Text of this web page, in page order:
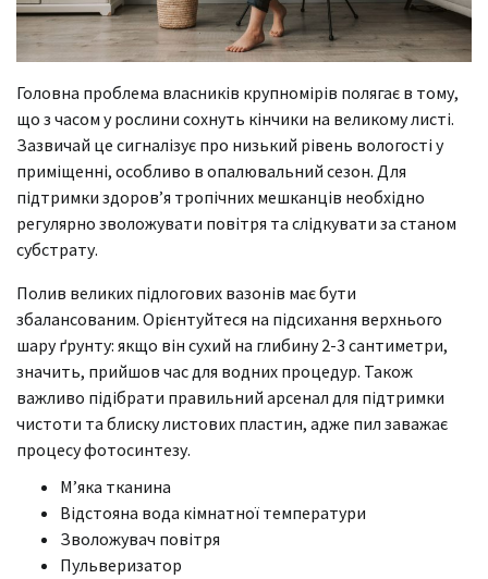
Головна проблема власників крупномірів полягає в тому,
що з часом у рослини сохнуть кінчики на великому листі.
Зазвичай це сигналізує про низький рівень вологості у
приміщенні, особливо в опалювальний сезон. Для
підтримки здоров’я тропічних мешканців необхідно
регулярно зволожувати повітря та слідкувати за станом
субстрату.
Полив великих підлогових вазонів має бути
збалансованим. Орієнтуйтеся на підсихання верхнього
шару ґрунту: якщо він сухий на глибину 2-3 сантиметри,
значить, прийшов час для водних процедур. Також
важливо підібрати правильний арсенал для підтримки
чистоти та блиску листових пластин, адже пил заважає
процесу фотосинтезу.
М’яка тканина
Відстояна вода кімнатної температури
Зволожувач повітря
Пульверизатор